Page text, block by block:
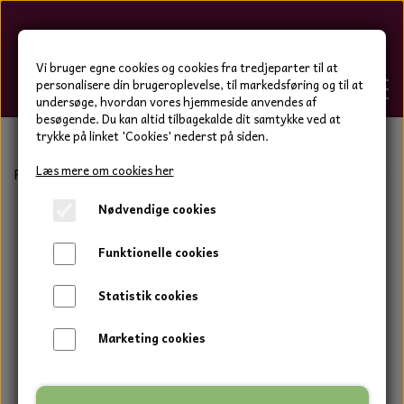
Hygge-Liv
FORSIDE
WEBSHOP
BOLIG OG HAVE
DUFTBLOKKE OG TILBEHØR
DUFT BLOKKE
VINDSPIL
HJEMMESKO OG TØJ
HJEMMESKO
RESTSALG
HJEMMESKO OG TØJ
HJEMMESKO
LÆDER BÆLTER - TASKER - CAPS
TERMOSTRØMPER LEGGINGS
Forside Bolig og have
Vi bruger egne cookies og cookies fra tredjeparter til at
personalisere din brugeroplevelse, til markedsføring og til at
undersøge, hvordan vores hjemmeside anvendes af
besøgende. Du kan altid tilbagekalde dit samtykke ved at
trykke på linket 'Cookies' nederst på siden.
Læs mere om cookies her
Nødvendige cookies
Funktionelle cookies
Statistik cookies
Marketing cookies